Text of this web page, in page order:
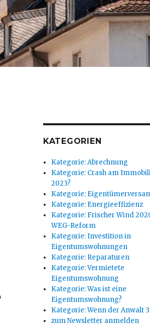
KATEGORIEN
Kategorie: Abrechnung
Kategorie: Crash am
2023?
Kategorie:
Kategorie: Energieeffizienz
Kategorie: Frischer Wind
WEG-Reform
Kategorie: Investition in
Eigentumswohnungen
Kategorie: Reparaturen
Kategorie: Vermietete
Eigentumswohnung
Kategorie: Was ist eine
Eigentumswohnung?
Kategorie: Wenn der Anwalt
zum Newsletter anmelden